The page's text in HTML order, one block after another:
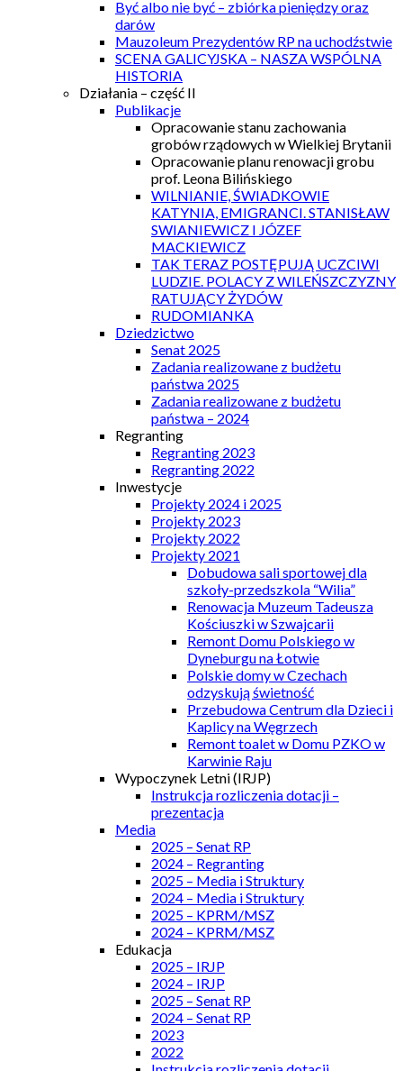
Być albo nie być – zbiórka pieniędzy oraz
darów
Mauzoleum Prezydentów RP na uchodźstwie
SCENA GALICYJSKA – NASZA WSPÓLNA
HISTORIA
Działania – część II
Publikacje
Opracowanie stanu zachowania
grobów rządowych w Wielkiej Brytanii
Opracowanie planu renowacji grobu
prof. Leona Bilińskiego
WILNIANIE, ŚWIADKOWIE
KATYNIA, EMIGRANCI. STANISŁAW
SWIANIEWICZ I JÓZEF
MACKIEWICZ
TAK TERAZ POSTĘPUJĄ UCZCIWI
LUDZIE. POLACY Z WILEŃSZCZYZNY
RATUJĄCY ŻYDÓW
RUDOMIANKA
Dziedzictwo
Senat 2025
Zadania realizowane z budżetu
państwa 2025
Zadania realizowane z budżetu
państwa – 2024
Regranting
Regranting 2023
Regranting 2022
Inwestycje
Projekty 2024 i 2025
Projekty 2023
Projekty 2022
Projekty 2021
Dobudowa sali sportowej dla
szkoły-przedszkola “Wilia”
Renowacja Muzeum Tadeusza
Kościuszki w Szwajcarii
Remont Domu Polskiego w
Dyneburgu na Łotwie
Polskie domy w Czechach
odzyskują świetność
Przebudowa Centrum dla Dzieci i
Kaplicy na Węgrzech
Remont toalet w Domu PZKO w
Karwinie Raju
Wypoczynek Letni (IRJP)
Instrukcja rozliczenia dotacji –
prezentacja
Media
2025 – Senat RP
2024 – Regranting
2025 – Media i Struktury
2024 – Media i Struktury
2025 – KPRM/MSZ
2024 – KPRM/MSZ
Edukacja
2025 – IRJP
2024 – IRJP
2025 – Senat RP
2024 – Senat RP
2023
2022